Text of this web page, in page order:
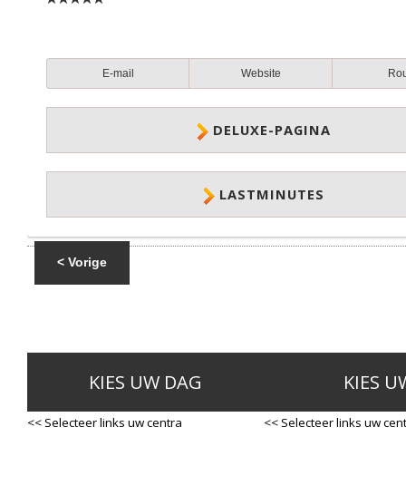
E-mail Website
DELUXE-PAGINA
LASTMINUTES
< Vorige
KIES UW DAG
<< Selecteer links uw centra
KIES
<< Selecteer links uw